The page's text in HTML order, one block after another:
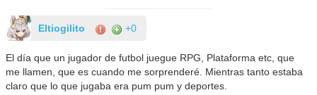
Eltiogilito +0
El día que un jugador de futbol juegue RPG, Plataforma etc, que
me llamen, que es cuando me sorprenderé. Mientras tanto estaba
claro que lo que jugaba era pum pum y deportes.